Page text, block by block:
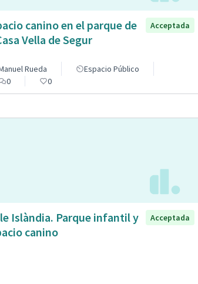
canino en el parque de
Vella de Segur
Acceptada
Rueda
Espacio Público
0
0
Islàndia. Parque infantil y
canino
Acceptada